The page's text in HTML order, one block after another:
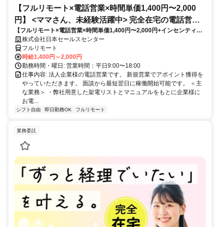
【フルリモート×電話営業×時間単価1,400円〜2,000
円】 <ママさん、未経験活躍中> 完全在宅の電話営業
で家庭と仕事の両立を実現
【フルリモート×電話営業×時間単価1,400円〜2,000円+インセンティブ
あり】 ＜ママさん、未経験活躍中＞ 完全在宅の電話営業で家庭と仕事の
両立を実現
株式会社日本セールスセンター
フルリモート
時給1,400円～2,000円
勤務時間・曜日: 営業時間：平日9:00〜18:00
仕事内容: 法人企業様の電話営業です。 新規営業でアポイント獲得を
やっていただきます。 面談から最短翌日に稼働開始可能です。 ＜主
な業務＞ ・弊社用意した架電リストとマニュアルをもとに企業様に
お電...
シフト自由 即日勤務OK フルリモート
業務委託